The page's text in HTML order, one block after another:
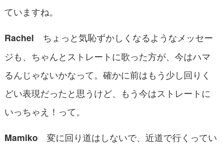
ていますね。
Rachel ちょっと気恥ずかしくなるようなメッセー
ジも、ちゃんとストレートに歌った方が、今はハマ
るんじゃないかなって。確かに前はもう少し回りく
どい表現だったと思うけど、もう今はストレートに
いっちゃえ！って。
Mamiko変に回り道はしないで、近道で行くってい